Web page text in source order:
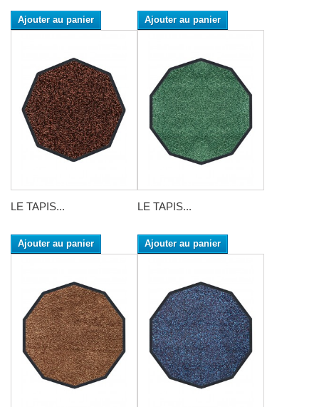
Ajouter au panier Ajouter au panier
LE TAPIS...
Ajouter au panier
LE TAPIS...
Ajouter au panier